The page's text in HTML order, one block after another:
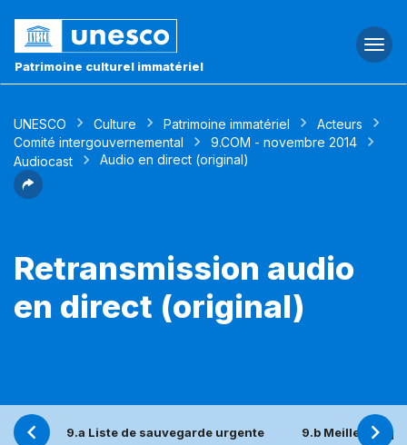
Patrimoine culturel immatériel
UNESCO Culture Patrimoine immatériel
Acteurs
Comité intergouvernemental
9.COM - novembre 2014
Audiocast
Audio en direct (original)
Retransmission audio
en direct (original)
9.a Liste de sauvegarde urgente 9.b Meilleures